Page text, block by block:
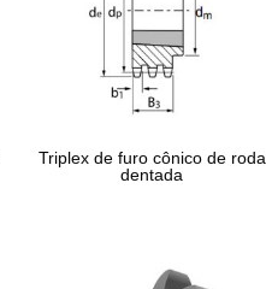
Triplex de furo cônico de roda
dentada